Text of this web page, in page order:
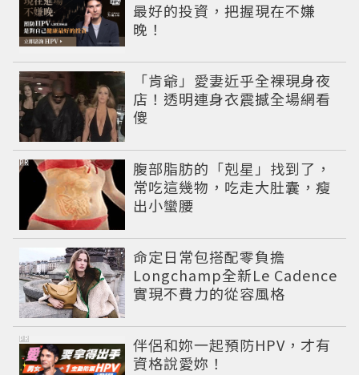
最好的投資，把握現在不嫌
晚！
「肯爺」愛妻近乎全裸現身夜
店！透明連身衣震撼全場網看
傻
腹部脂肪的「剋星」找到了，
常吃這幾物，吃走大肚囊，瘦
出小蠻腰
PR
命定日常包搭配零負擔
Longchamp全新Le Cadence
實現不費力的從容風格
伴侶和妳一起預防HPV，才有
資格說愛妳！
PR